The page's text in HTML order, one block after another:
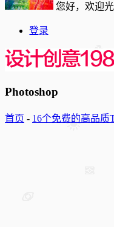
您好，欢迎光
登录
Photoshop
首页 - 16个免费的高品质